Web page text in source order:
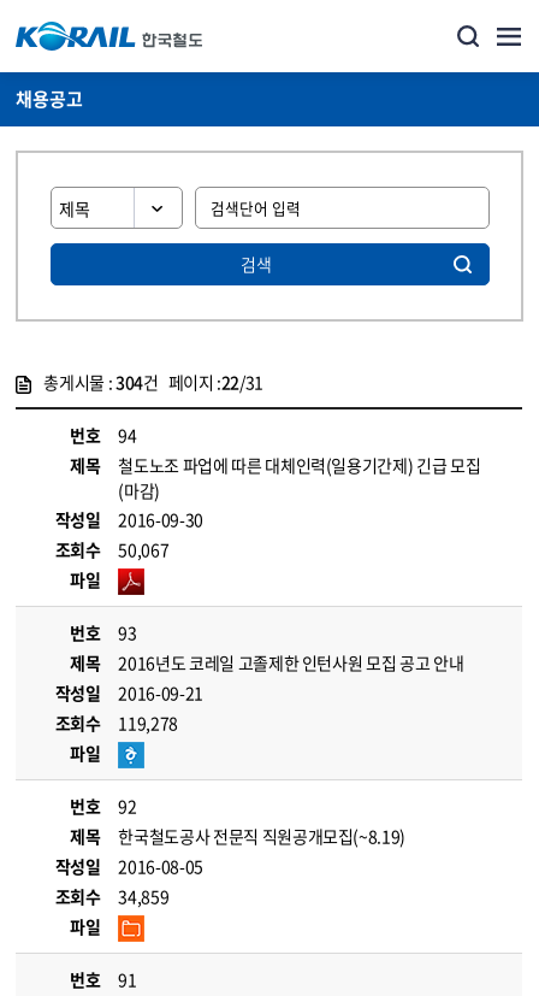
채용공고
검색
총게시물 :304건 페이지 :22/31
번호
94
제목
철도노조 파업에 따른 대체인력(일용기간제) 긴급 모집
(마감)
작성일
2016-09-30
조회수
50,067
파일
번호
93
제목
2016년도 코레일 고졸제한 인턴사원 모집 공고 안내
작성일
2016-09-21
조회수
119,278
파일
번호
92
제목
한국철도공사 전문직 직원공개모집(~8.19)
작성일
2016-08-05
조회수
34,859
파일
번호
91